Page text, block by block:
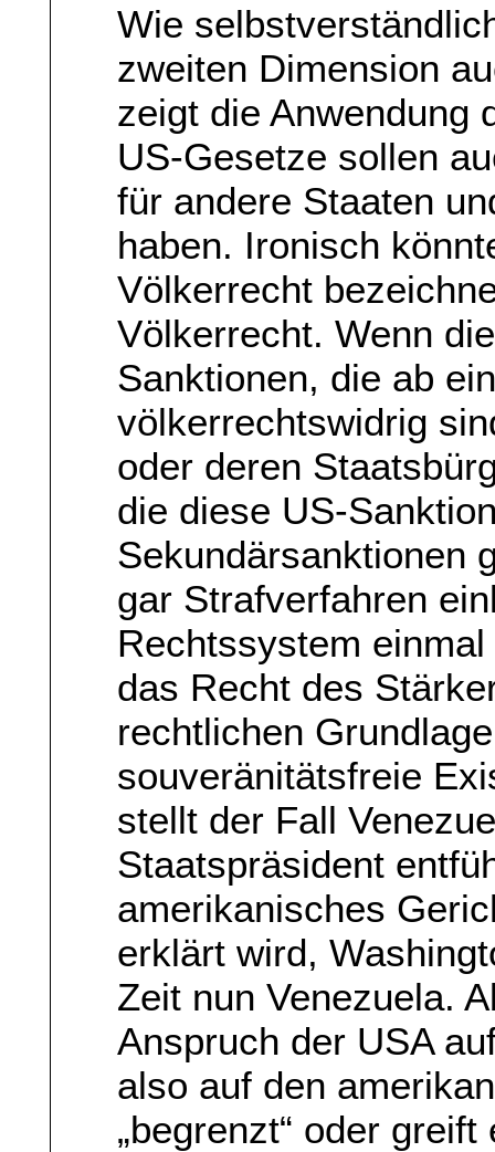
Wie
zweiten Dimension
zeigt die Anwendung
US-Gesetze sollen
für andere Staaten
haben. Ironisch
Völkerrecht
Völkerrecht. Wenn
Sanktionen, die ab
völkerrechtswidrig
oder deren
die diese US-
Sekundärsanktionen
gar Strafverfahren
Rechtssystem
das Recht des
rechtlichen
souveränitätsfreie
stellt der Fall
Staatspräsident
amerikanisches
erklärt wird,
Zeit nun Venezuela.
Anspruch der USA
also auf den
„begrenzt“ oder